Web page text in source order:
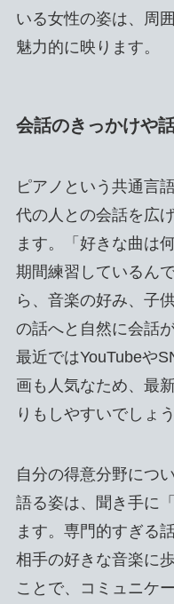
いる女性の姿は、周
魅力的に映ります。
会話のきっかけや
ピアノという共通言
代の人との会話を広
ます。「好きな曲は
期間練習しているん
ら、音楽の好み、子
の話へと自然に会話
最近ではYouTubeや
画も人気なため、最
りもしやすいでしょう
自分の得意分野につ
語る姿は、聞き手に
ます。専門的すぎる
相手の好きな音楽に
ことで、コミュニケ